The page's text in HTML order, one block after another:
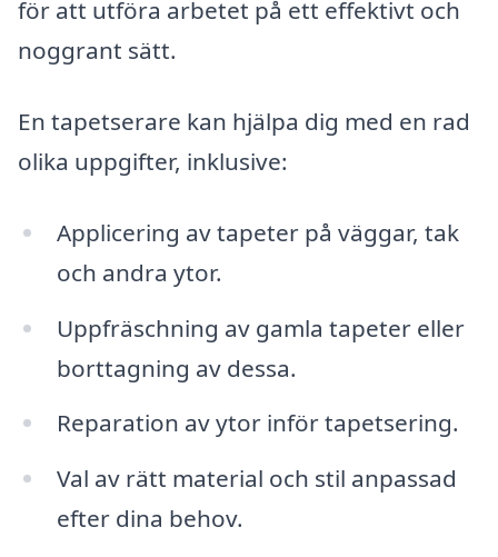
för att utföra arbetet på ett effektivt och
noggrant sätt.
En tapetserare kan hjälpa dig med en rad
olika uppgifter, inklusive:
Applicering av tapeter på väggar, tak
och andra ytor.
Uppfräschning av gamla tapeter eller
borttagning av dessa.
Reparation av ytor inför tapetsering.
Val av rätt material och stil anpassad
efter dina behov.